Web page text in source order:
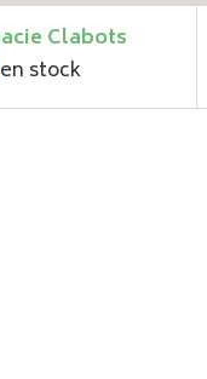
Clabots
en stock